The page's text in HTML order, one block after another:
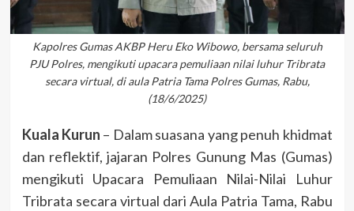
Kapolres Gumas AKBP Heru Eko Wibowo, bersama seluruh
PJU Polres, mengikuti upacara pemuliaan nilai luhur Tribrata
secara virtual, di aula Patria Tama Polres Gumas, Rabu,
(18/6/2025)
Kuala Kurun – Dalam suasana yang penuh khidmat
dan reflektif, jajaran Polres Gunung Mas (Gumas)
mengikuti Upacara Pemuliaan Nilai-Nilai Luhur
Tribrata secara virtual dari Aula Patria Tama, Rabu